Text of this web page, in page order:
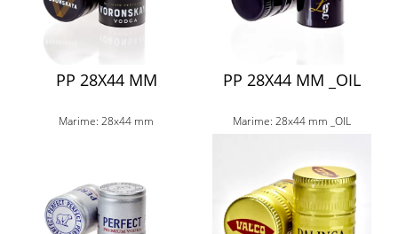
PP 28X44 MM
Marime: 28x44 mm
PP 28X44 MM _OIL
Marime: 28x44 mm _OIL